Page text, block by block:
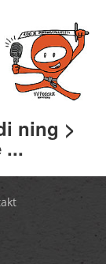
ning >
...